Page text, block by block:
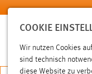
Zum Hauptinhalt springen
COOKIE
Wir nutzen Cookies
sind technisch
diese Website zu